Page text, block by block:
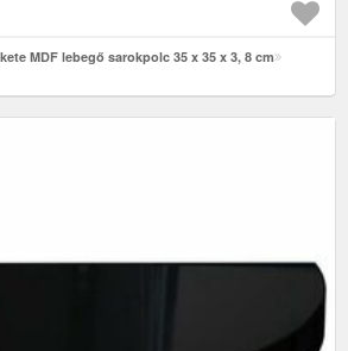
MDF lebegő sarokpolc 35 x 35 x 3, 8 cm